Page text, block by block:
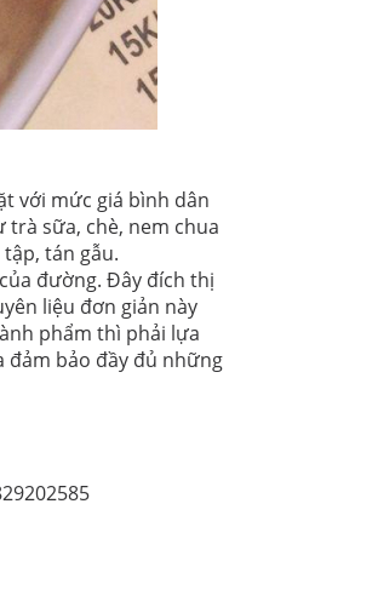
với mức giá bình dân
sữa, chè, nem chua
tán gẫu.
đường. Đây đích thị
liệu đơn giản này
phẩm thì phải lựa
đảm bảo đầy đủ những